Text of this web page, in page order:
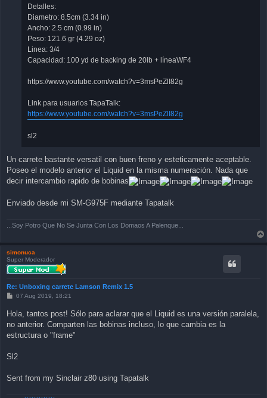
Detalles:
Diametro: 8.5cm (3.34 in)
Ancho: 2.5 cm (0.99 in)
Peso: 121.6 gr (4.29 oz)
Linea: 3/4
Capacidad: 100 yd de backing de 20lb + líneaWF4
https://www.youtube.com/watch?v=3msPeZlI82g
Link para usuarios TapaTalk:
https://www.youtube.com/watch?v=3msPeZlI82g
sl2
Un carrete bastante versatil con buen freno y esteticamente aceptable.
Poseo el modelo anterior el Liquid en la misma numeración. Nada que
decir intercambio rapido de bobinas
Enviado desde mi SM-G975F mediante Tapatalk
...Soy Potro Que No Se Junta Con Los Domaos A Palenque...
simonuca
Super Moderador
Re: Unboxing carrete Lamson Remix 1.5
P
t
07 Aug 2019, 18:21
Hola, tantos post! Sólo para aclarar que el Liquid es una versión paralela,
no anterior. Comparten las bobinas incluso, lo que cambia es la
estructura o "frame"
Sl2
Sent from my Sinclair z80 using Tapatalk